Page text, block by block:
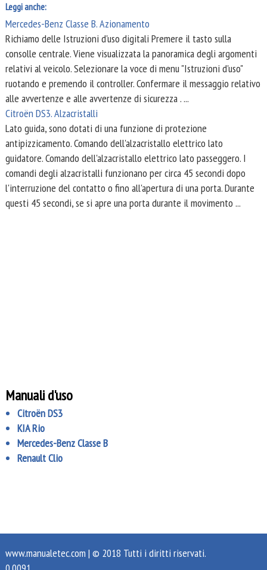
Leggi anche:
Mercedes-Benz Classe B. Azionamento
Richiamo delle Istruzioni d'uso digitali Premere il tasto sulla
consolle centrale. Viene visualizzata la panoramica degli argomenti
relativi al veicolo. Selezionare la voce di menu "Istruzioni d'uso"
ruotando e premendo il controller. Confermare il messaggio relativo
alle avvertenze e alle avvertenze di sicurezza . ...
Citroën DS3. Alzacristalli
Lato guida, sono dotati di una funzione di protezione
antipizzicamento. Comando dell'alzacristallo elettrico lato
guidatore. Comando dell'alzacristallo elettrico lato passeggero. I
comandi degli alzacristalli funzionano per circa 45 secondi dopo
l'interruzione del contatto o fino all'apertura di una porta. Durante
questi 45 secondi, se si apre una porta durante il movimento ...
Manuali d'uso
Citroën DS3
KIA Rio
Mercedes-Benz Classe B
Renault Clio
www.manualetec.com | © 2018 Tutti i diritti riservati.